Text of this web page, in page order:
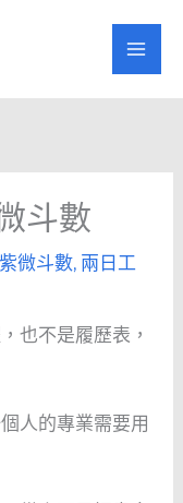
斗數
微斗數,兩日工
也不是履歷表，
人的專業需要用